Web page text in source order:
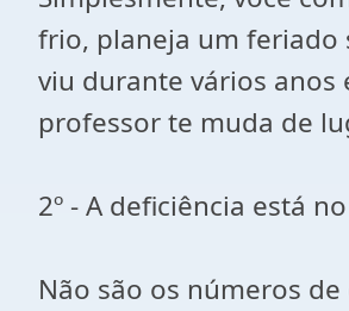
frio, planeja um feriado
viu durante vários
professor te muda de
2º - A deficiência está
Não são os números